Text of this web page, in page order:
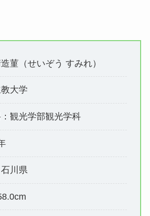
菫（せいぞう すみれ）
大学
観光学部観光学科
川県